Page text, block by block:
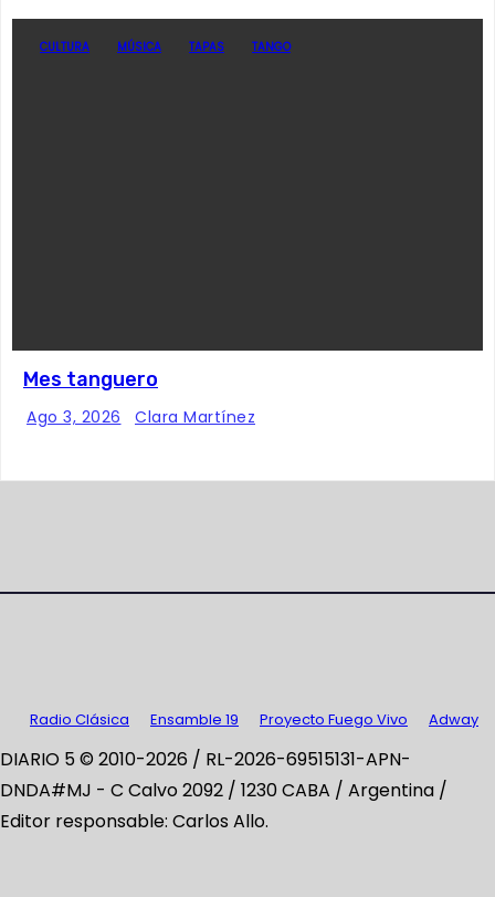
CULTURA MÚSICA TAPAS TANGO
Mes tanguero
Ago 3, 2026 Clara Martínez
Radio Clásica Ensamble 19 Proyecto Fuego Vivo Adway
DIARIO 5 © 2010-2026 / RL-2026-69515131-APN-
DNDA#MJ - C Calvo 2092 / 1230 CABA / Argentina /
Editor responsable: Carlos Allo.